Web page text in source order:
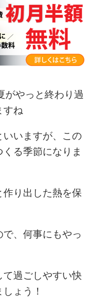
がやっと終わり過
すね
いいますが、この
る季節になりま
り出した熱を保
、何事にもやっ
過ごしやすい快
ょう！